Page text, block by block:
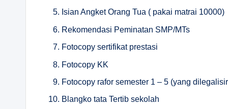
Isian Angket Orang Tua ( pakai matrai 10000)
Rekomendasi Peminatan SMP/MTs
Fotocopy sertifikat prestasi
Fotocopy KK
Fotocopy rafor semester 1 – 5 (yang
Blangko tata Tertib sekolah